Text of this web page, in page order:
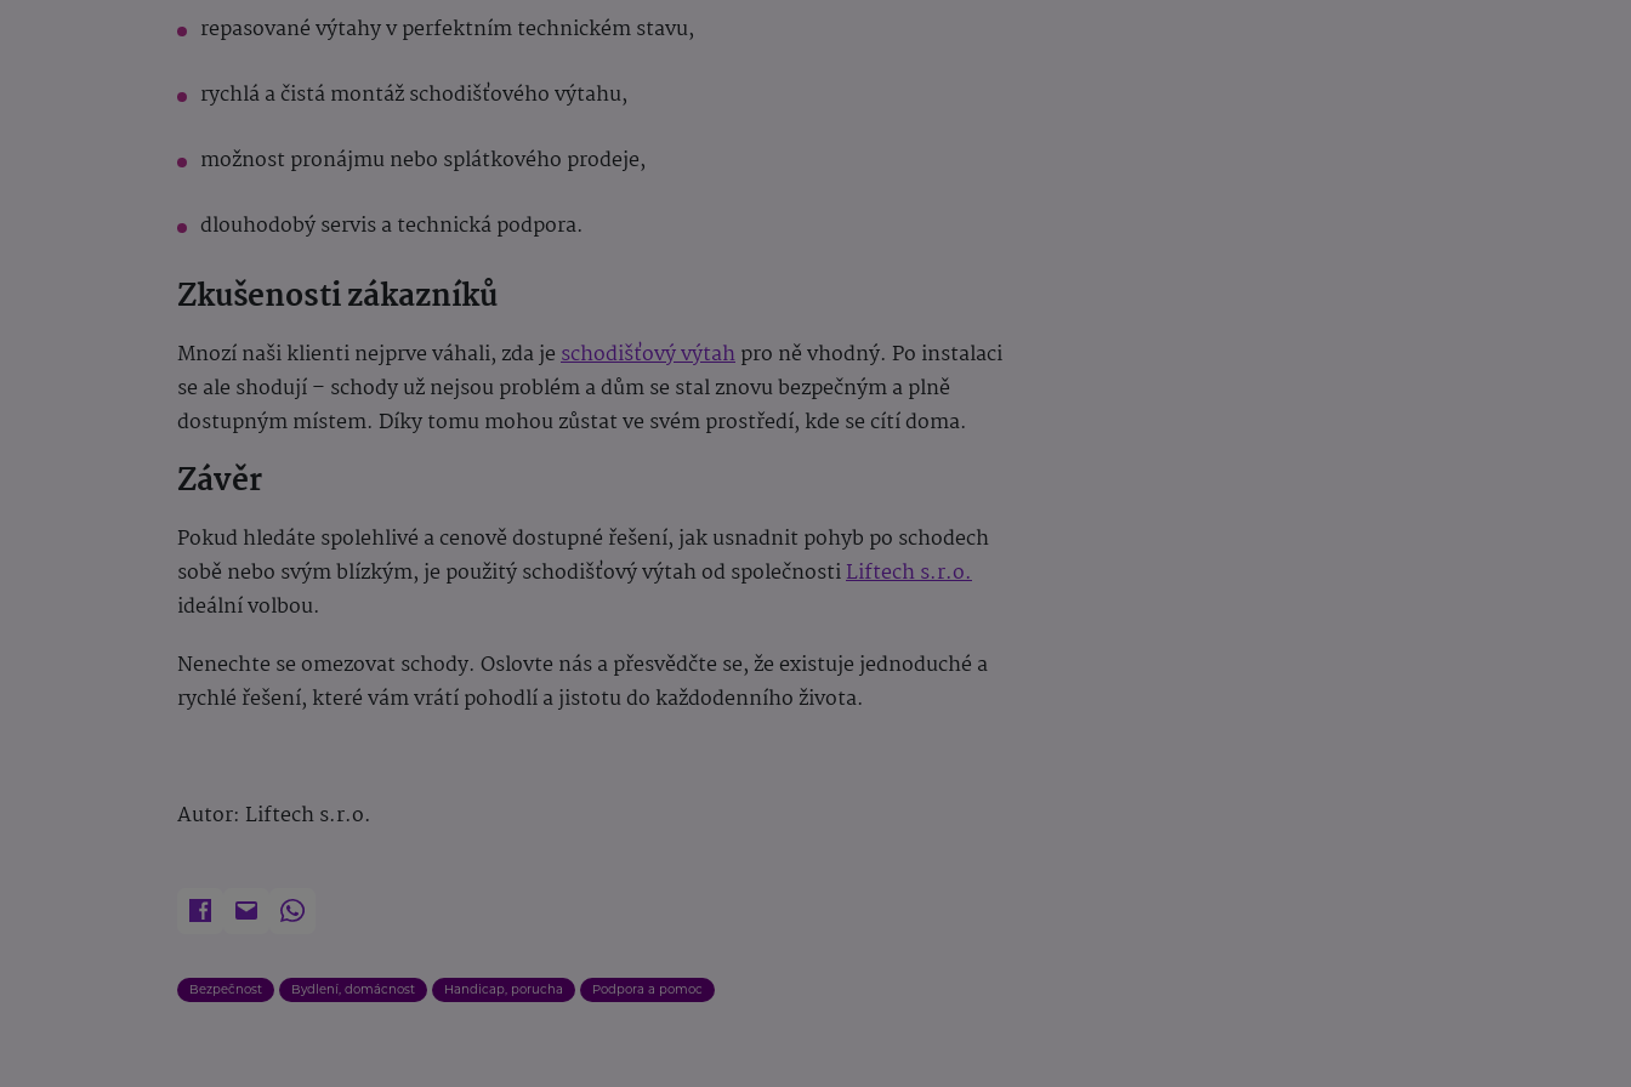
repasované výtahy v perfektním technickém stavu,
rychlá a čistá montáž schodišťového výtahu,
možnost pronájmu nebo splátkového prodeje,
dlouhodobý servis a technická podpora.
Zkušenosti zákazníků
Mnozí naši klienti nejprve váhali, zda jeschodišťový výtahpro ně vhodný. Po instalaci
se ale shodují – schody už nejsou problém a dům se stal znovu bezpečným a plně
dostupným místem. Díky tomu mohou zůstat ve svém prostředí, kde se cítí doma.
Závěr
Pokud hledáte spolehlivé a cenově dostupné řešení, jak usnadnit pohyb po schodech
sobě nebo svým blízkým, je použitý schodišťový výtah od společnostiLiftech s.r.o.
ideální volbou.
Nenechte se omezovat schody. Oslovte nás a přesvědčte se, že existuje jednoduché a
rychlé řešení, které vám vrátí pohodlí a jistotu do každodenního života.
Autor: Liftech s.r.o.
Bezpečnost Bydlení, domácnost Handicap, porucha Podpora a pomoc